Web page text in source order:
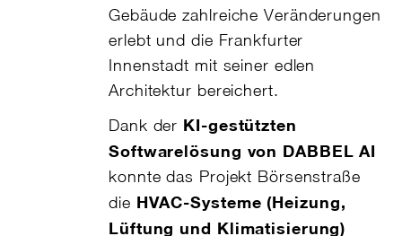
Gebäude zahlreiche Veränderungen
erlebt und die Frankfurter
Innenstadt mit seiner edlen
Architektur bereichert.
Dank der KI-gestützten
Softwarelösung von DABBEL AI
konnte das Projekt Börsenstraße
die HVAC-Systeme (Heizung,
Lüftung und Klimatisierung)